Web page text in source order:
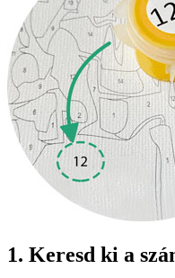
1. Keresd ki a